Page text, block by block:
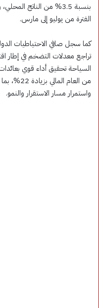
الفترة من يوليو إلى مارس.
تراجع معدلات التضخم في
من العام
واستمرار مسار الاستقرار والنمو.